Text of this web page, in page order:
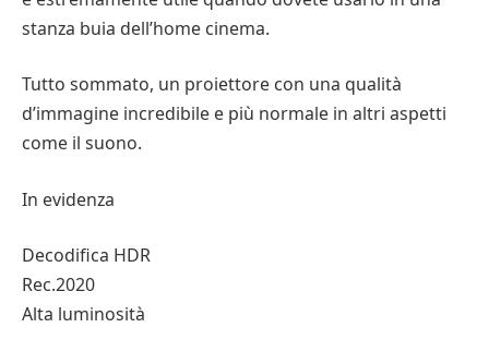
stanza buia dell’home cinema.
Tutto sommato, un proiettore con una qualità
d’immagine incredibile e più normale in altri aspetti
come il suono.
In evidenza
Decodifica HDR
Rec.2020
Alta luminosità